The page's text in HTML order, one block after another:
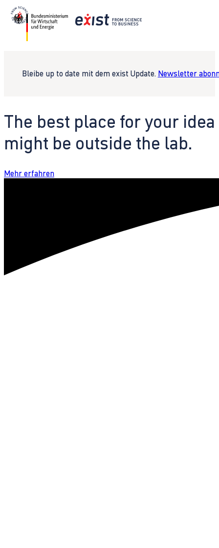
Bleibe up to date mit dem exist Update. Newsletter
The best place for your idea
might be outside the lab.
Mehr erfahren